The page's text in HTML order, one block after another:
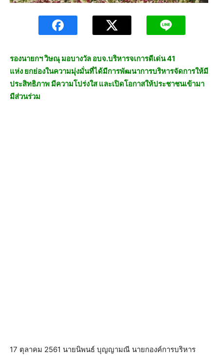
รองนายกฯ วิษณุ มอบางวัล อบจ.บริหารจเการดีเด่น 41
แห่ง ยกย่องในความมุ่งมั่นที่ได้มีการพัฒนาการบริหารจัดการให้มี
ประสิทธิภาพ มีความโปร่งใส และเปิดโอกาสให้ประชาชนเข้ามา
มีส่วนร่วม
17 ตุลาคม 2561 นายนิพนธ์ บุญญามณี นายกองค์การบริหาร